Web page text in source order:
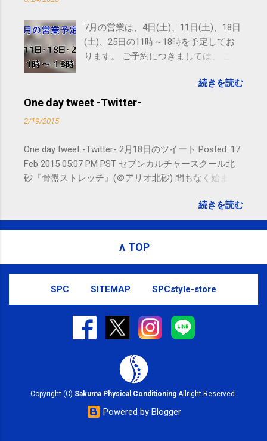
7月の営業は、4日(土)、11日(土)、18日
(土)、25日の11時～18時を予定してお
ります。 ご予約につきましては、 こち
れないことがありますので、ご予約、
お問い合わせはSMS（ショートメッセ
続きを読む
One day tweet -Twitter-
2/19/2015
One day tweet -Twitter- 2月18日のツイート Posted: 17
Feb 2015 05:07 PM PST セブンカルチャースクール北
砂『骨盤ストレッチ』(＠アリオ北砂) 間もなく始まり
subscribed to email updates from サクマフィジカルコ
ンディショニング(@SPCstyle) - Twilog To stop
Email delivery powered by Google Google Inc., 1600
Amphitheatre Parkway, Mountain View, CA 94043,
続きを読む
∧ TOP
SPC SITEMAP SPCstyle-store
Copyright (C) Sakuma Physical Conditioning Allright Reserved.
Powered by Blogger